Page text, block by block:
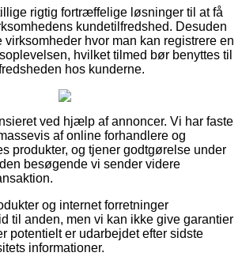
rigtig fortræffelige løsninger til at få
kundetilfredshed. Desuden
virksomheder hvor man kan registrere en
hvilket tilmed bør benyttes til
hos kunderne.
ved hjælp af annoncer. Vi har faste
af online forhandlere og
produkter, og tjener godtgørelse under
besøgende vi sender videre
og internet forretninger
til anden, men vi kan ikke give garantier
potentielt er udarbejdet efter sidste
informationer.